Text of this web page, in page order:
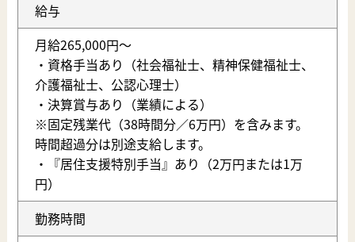
給与
月給265,000円〜
・資格手当あり（社会福祉士、精神保健福祉士、
介護福祉士、公認心理士）
・決算賞与あり（業績による）
※固定残業代（38時間分／6万円）を含みます。
時間超過分は別途支給します。
・『居住支援特別手当』あり（2万円または1万
円）
勤務時間